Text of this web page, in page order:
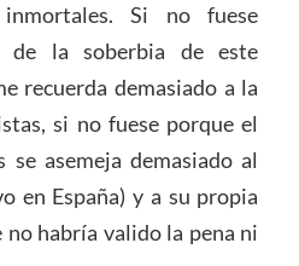
Si no fuese
de la soberbia de este
recuerda demasiado a la
si no fuese porque el
se asemeja demasiado al
en España) y a su propia
no habría valido la pena ni